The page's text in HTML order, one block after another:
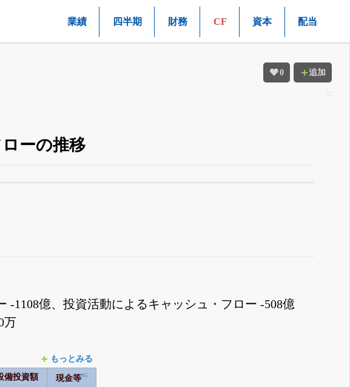
業績 四半期 財務 CF 資本 配当
0 追加
ーの推移
-1108億、投資活動によるキャッシュ・フロー -508億
万
もっとみる
備投資額 現金等#5